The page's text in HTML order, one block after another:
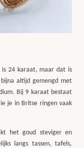
24 karaat, maar dat is
altijd gemengd met
Bij 9 karaat bestaat
je in Britse ringen vaak
het goud steviger en
langs tassen, tafels,